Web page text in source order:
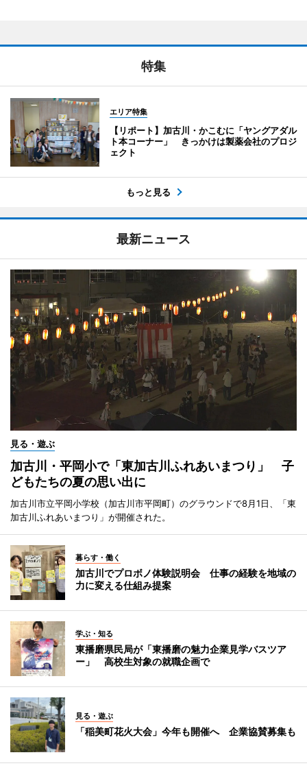
特集
エリア特集
【リポート】加古川・かこむに「ヤングアダル
ト本コーナー」 きっかけは製薬会社のプロジ
ェクト
もっと見る
最新ニュース
見る・遊ぶ
加古川・平岡小で「東加古川ふれあいまつり」 子
どもたちの夏の思い出に
加古川市立平岡小学校（加古川市平岡町）のグラウンドで8月1日、「東
加古川ふれあいまつり」が開催された。
暮らす・働く
加古川でプロボノ体験説明会 仕事の経験を地域の
力に変える仕組み提案
学ぶ・知る
東播磨県民局が「東播磨の魅力企業見学バスツア
ー」 高校生対象の就職企画で
見る・遊ぶ
「稲美町花火大会」今年も開催へ 企業協賛募集も